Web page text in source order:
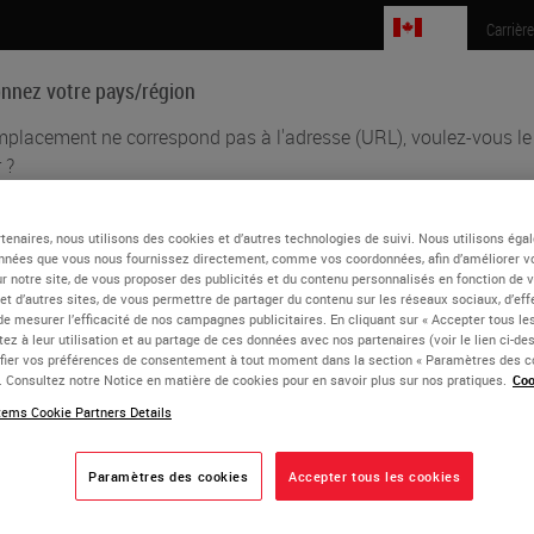
votre pays/région
ne correspond pas à l'adresse (URL), voulez-vous le
?
pays/région peut avoir son propre ensemble d'exigences
médicales. Les informations trouvées sur chaque version de
site Web sont spécifiques et applicables uniquement à ce pays/région.
(mais n'est pas limité à) tous les détails/disponibilité des produits, la
Non
biomédicales Formation Assistance
is a Consultant Grade Biomedical Scientist and
London. He has been a council member for the Institute
advisor for cellular pathology and the Deputy Chief
the Leica Leadership Award for Teaching by the National
nous utilisons des cookies et d’autres technologies de suivi. Nous utilisons
que vous nous fournissez directement, comme vos coordonnées, afin d’améliorer
notre site, de vous proposer des publicités et du contenu personnalisés en fonction de
d’autres sites, de vous permettre de partager du contenu sur les réseaux sociaux,
mesurer l’efficacité de nos campagnes publicitaires. En cliquant sur « Accepter tous
à leur utilisation et au partage de ces données avec nos partenaires (voir le lien ci-
vos préférences de consentement à tout moment dans la section « Paramètres des
Consultez notre Notice en matière de cookies pour en savoir plus sur nos pratiques.
Cookie Partners Details
Paramètres des cookies Accepter tous les cookies